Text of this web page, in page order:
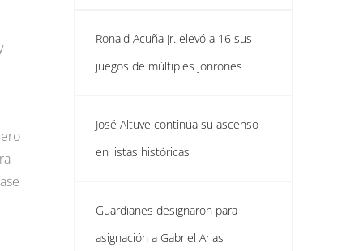
Ronald Acuña Jr. elevó a 16 sus
juegos de múltiples jonrones
José Altuve continúa su ascenso
en listas históricas
Guardianes designaron para
asignación a Gabriel Arias